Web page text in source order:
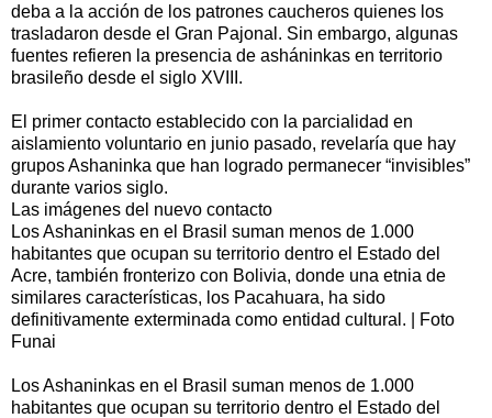
deba a la acción de los patrones caucheros quienes los
trasladaron desde el Gran Pajonal. Sin embargo, algunas
fuentes refieren la presencia de asháninkas en territorio
brasileño desde el siglo XVIII.
El primer contacto establecido con la parcialidad en
aislamiento voluntario en junio pasado, revelaría que hay
grupos Ashaninka que han logrado permanecer “invisibles”
durante varios siglo.
Las imágenes del nuevo contacto
Los Ashaninkas en el Brasil suman menos de 1.000
habitantes que ocupan su territorio dentro el Estado del
Acre, también fronterizo con Bolivia, donde una etnia de
similares características, los Pacahuara, ha sido
definitivamente exterminada como entidad cultural. | Foto
Funai
Los Ashaninkas en el Brasil suman menos de 1.000
habitantes que ocupan su territorio dentro el Estado del